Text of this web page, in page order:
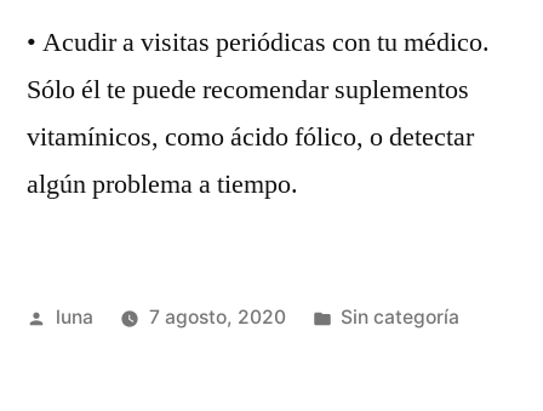
• Acudir a visitas periódicas con tu médico.
Sólo él te puede recomendar suplementos
vitamínicos, como ácido fólico, o detectar
algún problema a tiempo.
Publicado
luna 7 agosto, 2020
Publicada
Sin categoría